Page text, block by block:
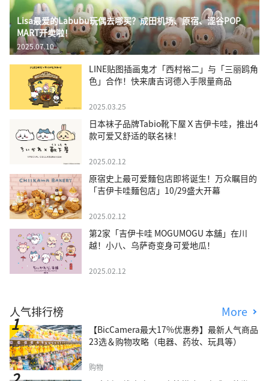
Lisa最爱的Labubu玩偶去哪买？成田机场、原宿、涩谷POP
MART开卖啦！
2025.07.10
LINE贴图插画鬼才「西村裕二」与「三丽鸥角
色」合作！快来唐吉诃德入手限量商品
2025.03.25
日本袜子品牌Tabio靴下屋Ｘ吉伊卡哇，推出4
款可爱又舒适的联名袜！
2025.02.12
原宿史上最可爱麵包店即将诞生！万众瞩目的
「吉伊卡哇麵包店」10/29盛大开幕
2025.02.12
第2家「吉伊卡哇 MOGUMOGU 本舖」在川
越！小八、乌萨奇变身可爱地瓜！
2025.02.12
人气排行榜 More
【BicCamera最大17%优惠券】最新人气商品
23选＆购物攻略（电器、药妆、玩具等）
购物